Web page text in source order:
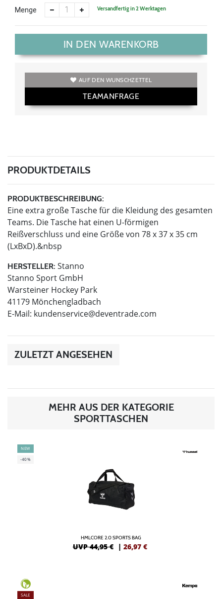
Menge Versandfertig in 2 Werktagen
IN DEN WARENKORB
AUF DEN WUNSCHZETTEL
TEAMANFRAGE
PRODUKTDETAILS
PRODUKTBESCHREIBUNG:
Eine extra große Tasche für die Kleidung des gesamten
Teams. Die Tasche hat einen U-förmigen
Reißverschluss und eine Größe von 78 x 37 x 35 cm
(LxBxD).&nbsp
HERSTELLER: Stanno
Stanno Sport GmbH
Warsteiner Hockey Park
41179 Mönchengladbach
E-Mail: kundenservice@deventrade.com
ZULETZT ANGESEHEN
MEHR AUS DER KATEGORIE
SPORTTASCHEN
NEW
-40%
HMLCORE 2.0 SPORTS BAG
UVP 44,95 € | 26,97 €
SALE